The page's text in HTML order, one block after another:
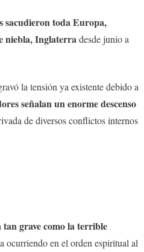
sacudieron toda Europa,
niebla, Inglaterradesde junio a
la tensión ya existente debido a
señalan un enorme descenso
de diversos conflictos internos
tan grave como la terrible
ocurriendo en el orden espiritual al